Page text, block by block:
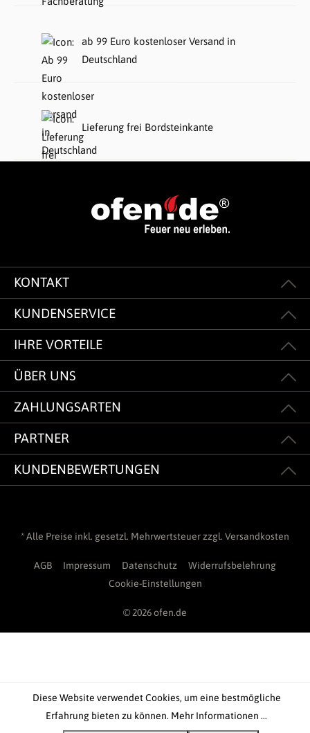
ab 99 Euro kostenloser Versand in
Deutschland
Lieferung frei Bordsteinkante
KONTAKT
KUNDENSERVICE
IHRE VORTEILE
ÜBER UNS
ZAHLUNGSARTEN
PARTNER
KUNDENBEWERTUNGEN
* Alle Preise inkl. gesetzl. Mehrwertsteuer zzgl. Versandkosten
AGB Impressum Datenschutz
Widerrufsbelehrung
Cookie-Einstellungen
© 2026 ofen.de
Diese Website verwendet Cookies, um eine bestmögliche
Erfahrung bieten zu können. Mehr Informationen ...